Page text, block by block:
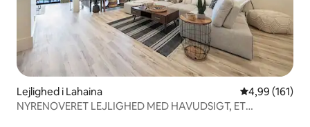
Lejlighed i Lahaina 4,99 ud af 5 i
4,99 (161)
NYRENOVERET LEJLIGHED MED HAVUDSIGT, ET